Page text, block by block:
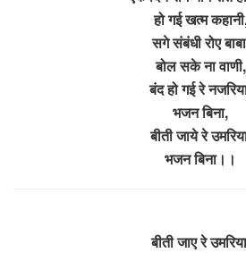
हो गई खत्म
सगे संबंधी रोए
बोल सके ना वाणी,
बंद हो गई रे
भजन बिना,
बीती जाये रे
भजन बिना।।
बीती जाए रे